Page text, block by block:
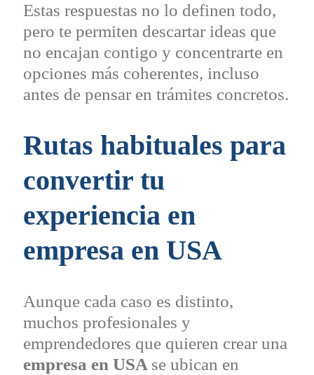
Estas respuestas no lo definen todo,
pero te permiten descartar ideas que
no encajan contigo y concentrarte en
opciones más coherentes, incluso
antes de pensar en trámites concretos.
Rutas habituales para
convertir tu
experiencia en
empresa en USA
Aunque cada caso es distinto,
muchos profesionales y
emprendedores que quieren crear una
empresa en USA se ubican en